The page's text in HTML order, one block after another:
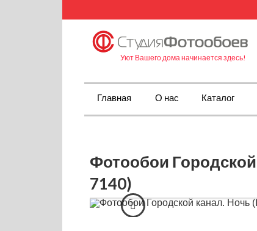
Уют Вашего дома начинается здесь!
Главная О нас Каталог
Фотообои
7140)